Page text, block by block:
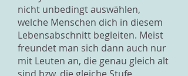
nicht unbedingt auswählen,
welche Menschen dich in diesem
Lebensabschnitt begleiten. Meist
freundet man sich dann auch nur
mit Leuten an, die genau gleich alt